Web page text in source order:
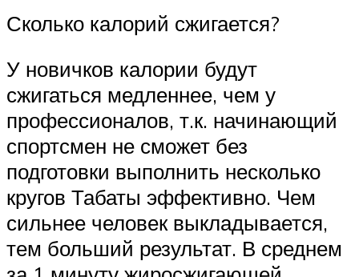
Сколько калорий сжигается?
У новичков калории будут
сжигаться медленнее, чем у
профессионалов, т.к. начинающий
спортсмен не сможет без
подготовки выполнить несколько
кругов Табаты эффективно. Чем
сильнее человек выкладывается,
тем больший результат. В среднем